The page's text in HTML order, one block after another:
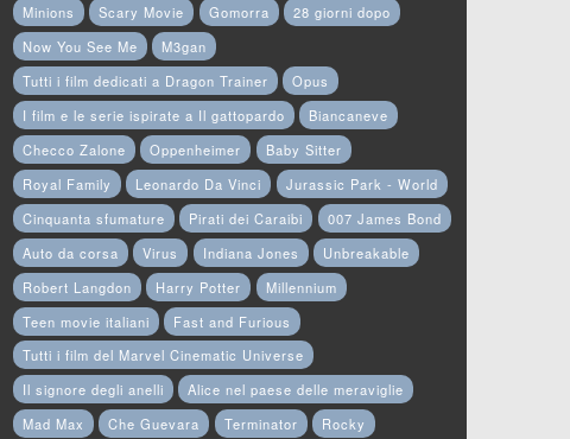
Minions Scary Movie Gomorra
28 giorni dopo
Now You See Me
M3gan
Tutti i film dedicati a Dragon Trainer
Opus
I film e le serie ispirate a Il gattopardo
Biancaneve
Checco Zalone
Oppenheimer
Baby Sitter
Royal Family
Leonardo Da Vinci
Jurassic Park - World
Cinquanta sfumature
Pirati dei Caraibi
007 James Bond
Auto da corsa
Virus Indiana Jones
Unbreakable
Robert Langdon
Harry Potter
Millennium
Teen movie italiani
Fast and Furious
Tutti i film del Marvel Cinematic Universe
Il signore degli anelli
Alice nel paese delle meraviglie
Mad Max
Che Guevara Terminator Rocky